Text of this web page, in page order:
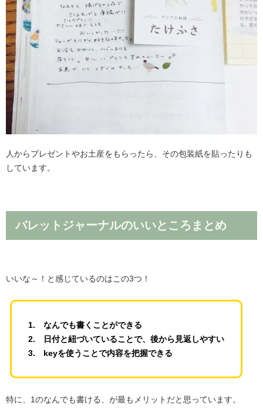
人からプレゼントやお土産をもらったら、その包装紙を貼ったりも
しています。
バレットジャーナルのいいところまとめ
いいな～！と感じているのはこの3つ！
1. なんでも書くことができる
2. 日付と紐づいていることで、後から見返しやすい
3. keyを使うことで内容を把握できる
特に、1のなんでも書ける、が最もメリットだと思っています。